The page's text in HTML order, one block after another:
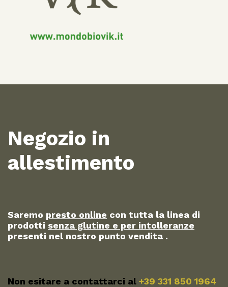
Negozio in
allestimento
Saremo presto online con tutta la linea di
prodotti senza glutine e per intolleranze
presenti nel nostro punto vendita .
Non esitare a contattarci al +39 331 850 1964